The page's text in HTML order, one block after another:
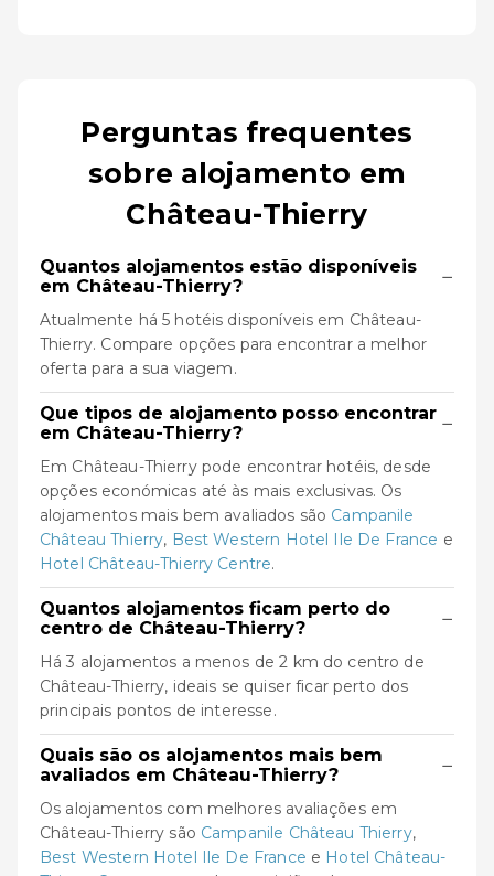
Perguntas frequentes
sobre alojamento em
Château-Thierry
Quantos alojamentos estão disponíveis
em Château-Thierry?
−
Atualmente há 5 hotéis disponíveis em Château-
Thierry. Compare opções para encontrar a melhor
oferta para a sua viagem.
Que tipos de alojamento posso encontrar
em Château-Thierry?
−
Em Château-Thierry pode encontrar hotéis, desde
opções económicas até às mais exclusivas. Os
alojamentos mais bem avaliados são Campanile
Château Thierry, Best Western Hotel Ile De France e
Hotel Château-Thierry Centre.
Quantos alojamentos ficam perto do
centro de Château-Thierry?
−
Há 3 alojamentos a menos de 2 km do centro de
Château-Thierry, ideais se quiser ficar perto dos
principais pontos de interesse.
Quais são os alojamentos mais bem
avaliados em Château-Thierry?
−
Os alojamentos com melhores avaliações em
Château-Thierry são Campanile Château Thierry,
Best Western Hotel Ile De France e Hotel Château-